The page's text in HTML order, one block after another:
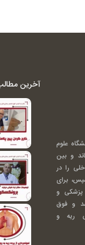
علوم
پایان رساند و بین
داخلی را در
برای
پزشکی و
و فوق
ریه و
آخرین